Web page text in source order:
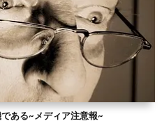
ある~メディア注意報~